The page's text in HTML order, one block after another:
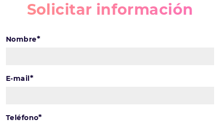
Solicitar información
Nombre*
E-mail*
Teléfono*